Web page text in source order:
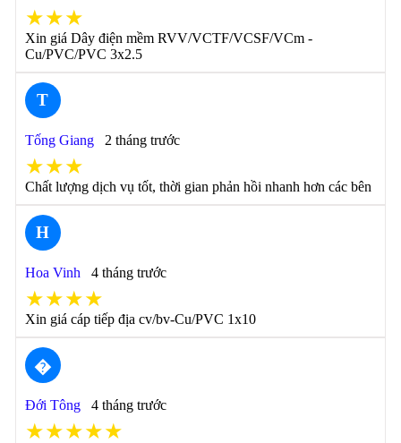
★★★
Xin giá Dây điện mềm RVV/VCTF/VCSF/VCm -
Cu/PVC/PVC 3x2.5
T
Tống Giang 2 tháng trước
★★★
Chất lượng dịch vụ tốt, thời gian phản hồi nhanh hơn các bên
H
Hoa Vinh 4 tháng trước
★★★★
Xin giá cáp tiếp địa cv/bv-Cu/PVC 1x10
�
Đới Tông 4 tháng trước
★★★★★